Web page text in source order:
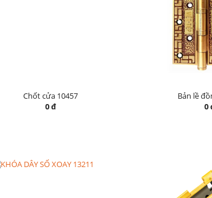
Chốt cửa 10457
0 đ
Bản lề
0